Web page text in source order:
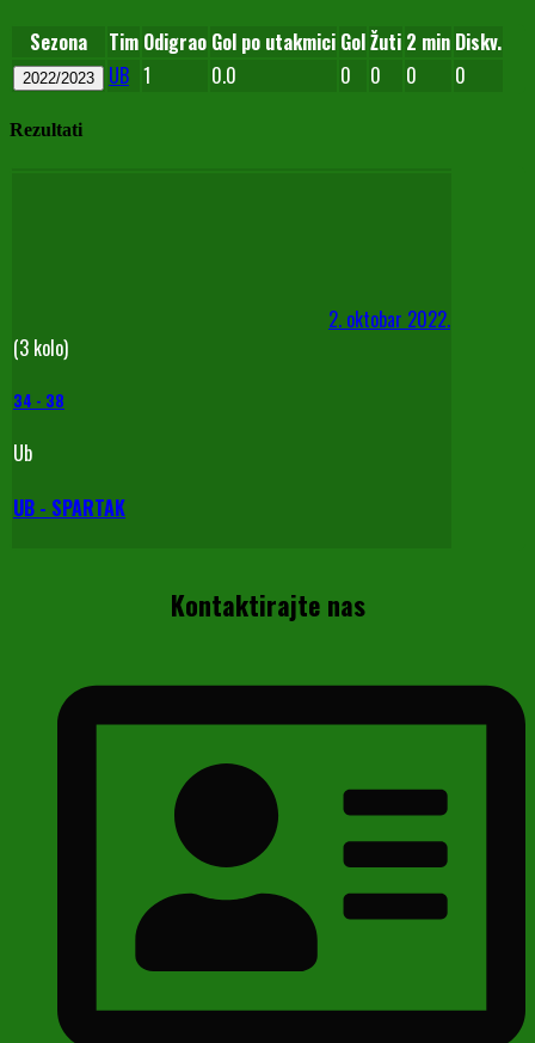
Sezona Tim Odigrao Gol po utakmici GolŽuti 2 min Diskv.
2022/2023 UB 1 0.0 0 0 0 0
Rezultati
2. oktobar 2022.
(3 kolo)
34 - 38
Ub
UB - SPARTAK
Kontaktirajte nas